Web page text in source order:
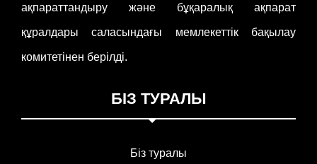
ақпараттандыру және бұқаралық ақпарат
құралдары саласындағы мемлекеттік бақылау
комитетінен берілді.
БІЗ ТУРАЛЫ
Біз туралы